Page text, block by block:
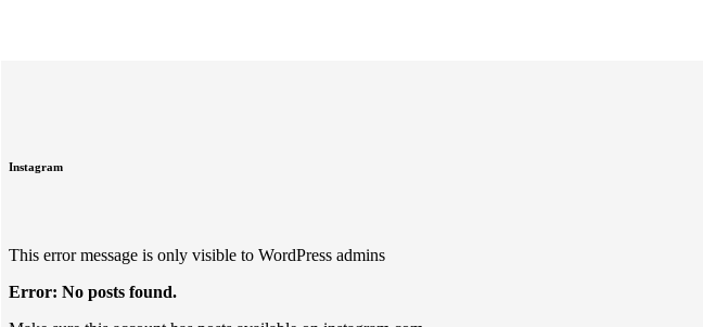
Instagram
This error message is only visible to WordPress admins
Error: No posts found.